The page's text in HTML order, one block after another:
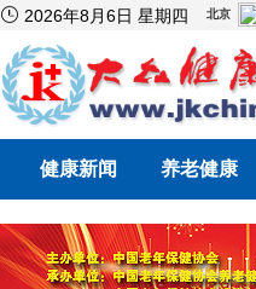
 2026年8月6日 星期四
健康新闻 养老健康